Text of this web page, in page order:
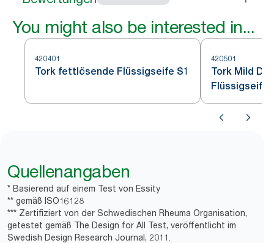
You might also be interested in...
420401
Tork fettlösende Flüssigseife S1
420501
Tork Mild
Flüssigseife
Quellenangaben
* Basierend auf einem Test von Essity
** gemäß ISO16128
*** Zertifiziert von der Schwedischen Rheuma Organisation,
getestet gemäß The Design for All Test, veröffentlicht im
Swedish Design Research Journal, 2011.